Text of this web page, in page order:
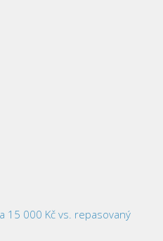
15 000 Kč vs. repasovaný